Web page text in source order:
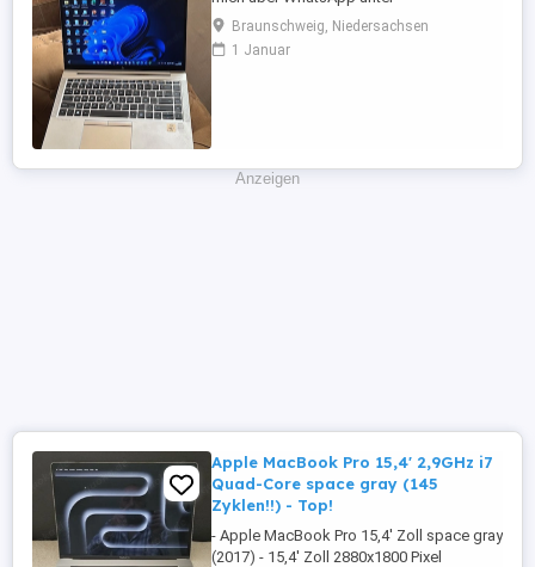
Braunschweig, Niedersachsen
1 Januar
Anzeigen
Apple MacBook Pro 15,4' 2,9GHz i7
Quad-Core space gray (145
Zyklen!!) - Top!
- Apple MacBook Pro 15,4' Zoll space gray
(2017) - 15,4' Zoll 2880x1800 Pixel